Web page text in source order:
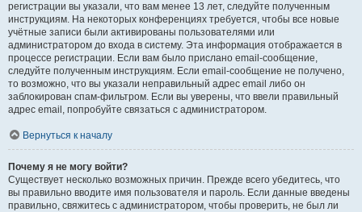
регистрации вы указали, что вам менее 13 лет, следуйте полученным
инструкциям. На некоторых конференциях требуется, чтобы все новые
учётные записи были активированы пользователями или
администратором до входа в систему. Эта информация отображается в
процессе регистрации. Если вам было прислано email-сообщение,
следуйте полученным инструкциям. Если email-сообщение не получено,
то возможно, что вы указали неправильный адрес email либо он
заблокирован спам-фильтром. Если вы уверены, что ввели правильный
адрес email, попробуйте связаться с администратором.
Вернуться к началу
Почему я не могу войти?
Существует несколько возможных причин. Прежде всего убедитесь, что
вы правильно вводите имя пользователя и пароль. Если данные введены
правильно, свяжитесь с администратором, чтобы проверить, не был ли